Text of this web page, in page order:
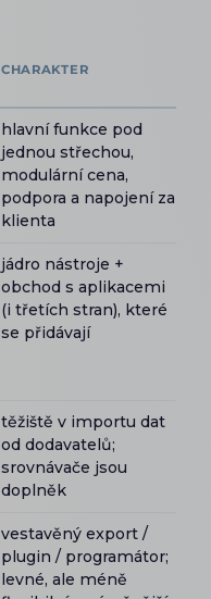
CHARAKTER
hlavní funkce pod
jednou střechou,
modulární cena,
podpora a napojení za
klienta
jádro nástroje +
obchod s aplikacemi
(i třetích stran), které
se přidávají
těžiště v importu dat
od dodavatelů;
srovnávače jsou
doplněk
vestavěný export /
plugin / programátor;
levné, ale méně